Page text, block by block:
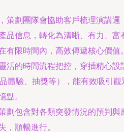
策劃團隊會協助客戶梳理演講邏
品信息，轉化為清晰、有力、富
有限時間內，高效傳遞核心價值
活的時間流程把控，穿插精心設
體驗、抽獎等），能有效吸引觀
點。
劃包含對各類突發情況的預判與
，順暢進行。